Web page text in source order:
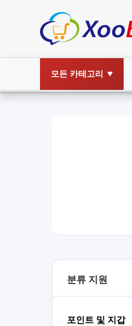
모든 카테고리 ▼
분류 지원
포인트 및 지갑